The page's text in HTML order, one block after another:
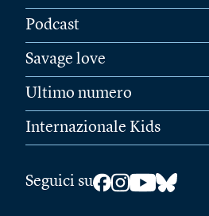
Podcast
Savage love
Ultimo numero
Internazionale Kids
Seguici su